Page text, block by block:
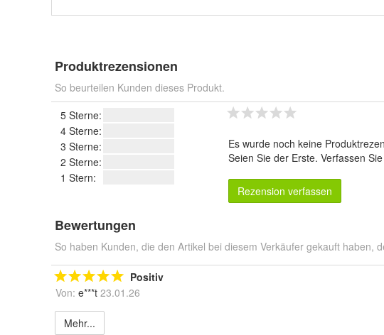
Produktrezensionen
So beurteilen Kunden dieses Produkt.
5 Sterne:
4 Sterne:
3 Sterne:
2 Sterne:
1 Stern:
Es wurde noch keine
Seien Sie der Erste. Verfassen
Rezension verfassen
Bewertungen
So haben Kunden, die den Artikel bei diesem Verkäufer gekauft haben,
Positiv
Von: e***t 23.01.26
Mehr...